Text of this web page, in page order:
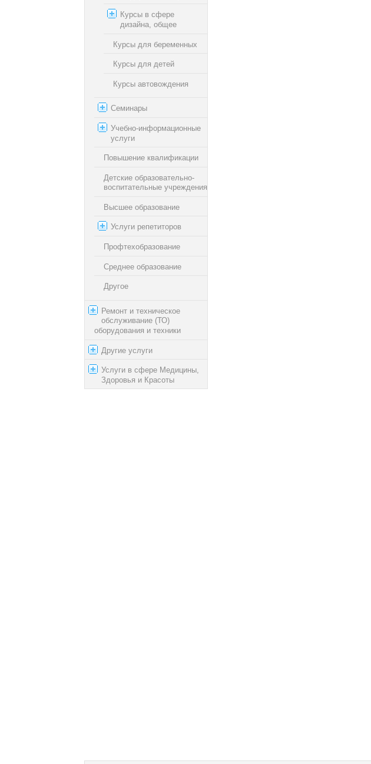
Курсы в сфере
дизайна, общее
Курсы для беременных
Курсы для детей
Курсы автовождения
Семинары
Учебно-информационные
услуги
Повышение квалификации
Детские образовательно-
воспитательные учреждения
Высшее образование
Услуги репетиторов
Профтехобразование
Среднее образование
Другое
Ремонт и техническое
обслуживание (ТО)
оборудования и техники
Другие услуги
Услуги в сфере Медицины,
Здоровья и Красоты